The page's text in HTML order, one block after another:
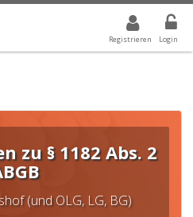
Registrieren Login
WERT IST ALLE
zu § 1182 Abs. 2
(und OLG, LG, BG)